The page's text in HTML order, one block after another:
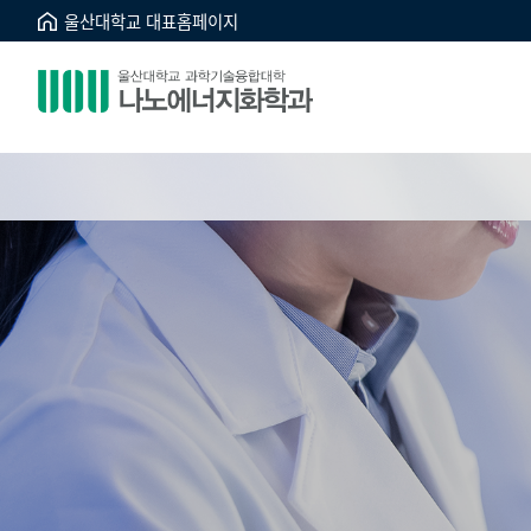
울산대학교 대표홈페이지